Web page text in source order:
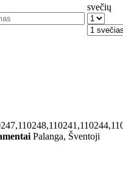
svečių
Palanga, Šventoji